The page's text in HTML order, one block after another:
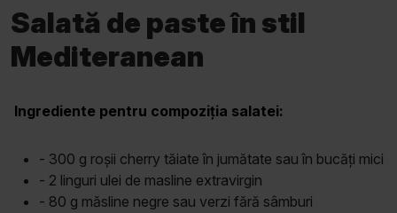
Salată de paste în stil
Mediteranean
Ingrediente pentru compoziția salatei:
- 300 g roșii cherry tăiate în jumătate sau în bucăți mici
- 2 linguri ulei de masline extravirgin
- 80 g măsline negre sau verzi fără sâmburi